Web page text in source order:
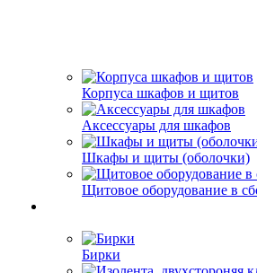
Корпуса шкафов и щитов
Аксессуары для шкафов
Шкафы и щиты (оболочки)
Щитовое оборудование в
Бирки